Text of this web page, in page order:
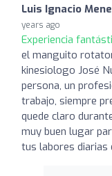
Luis Ignacio
years ago
Experiencia
el manguito
kinesiologo José
persona, un
trabajo, siempre
quede claro
muy buen lugar
tus labores diarias